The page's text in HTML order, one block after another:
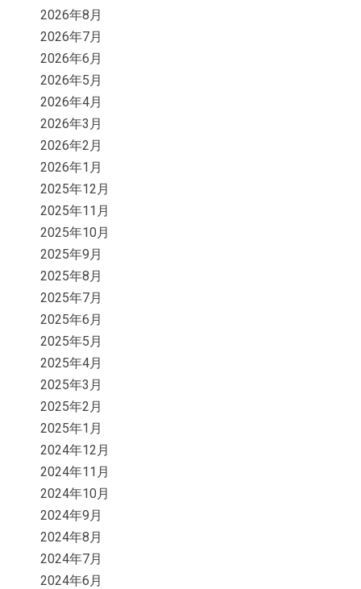
2026年8月
2026年7月
2026年6月
2026年5月
2026年4月
2026年3月
2026年2月
2026年1月
2025年12月
2025年11月
2025年10月
2025年9月
2025年8月
2025年7月
2025年6月
2025年5月
2025年4月
2025年3月
2025年2月
2025年1月
2024年12月
2024年11月
2024年10月
2024年9月
2024年8月
2024年7月
2024年6月